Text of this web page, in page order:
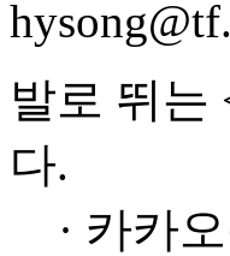
발로 뛰는
다.
· 카카